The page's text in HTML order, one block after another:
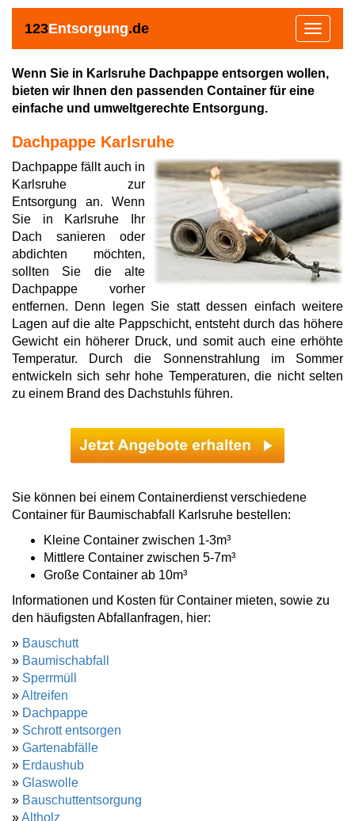
123Entsorgung.de
Toggle
Wenn Sie in Karlsruhe Dachpappe entsorgen wollen,
bieten wir Ihnen den passenden Container für eine
einfache und umweltgerechte Entsorgung.
Dachpappe Karlsruhe
Dachpappe fällt auch in
Karlsruhe zur
Entsorgung an. Wenn
Sie in Karlsruhe Ihr
Dach sanieren oder
abdichten möchten,
sollten Sie die alte
Dachpappe vorher
entfernen. Denn legen Sie statt dessen einfach weitere
Lagen auf die alte Pappschicht, entsteht durch das höhere
Gewicht ein höherer Druck, und somit auch eine erhöhte
Temperatur. Durch die Sonnenstrahlung im Sommer
entwickeln sich sehr hohe Temperaturen, die nicht selten
zu einem Brand des Dachstuhls führen.
Sie können bei einem Containerdienst verschiedene
Container für Baumischabfall Karlsruhe bestellen:
Kleine Container zwischen 1-3m³
Mittlere Container zwischen 5-7m³
Große Container ab 10m³
Informationen und Kosten für Container mieten, sowie zu
den häufigsten Abfallanfragen, hier:
» Bauschutt
» Baumischabfall
» Sperrmüll
»Altreifen
» Dachpappe
» Schrott entsorgen
» Gartenabfälle
» Erdaushub
» Glaswolle
» Bauschuttentsorgung
»Altholz